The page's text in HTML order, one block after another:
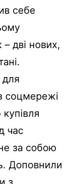
себе
дві нових,
для
соцмережі
час
за собою
Доповнили